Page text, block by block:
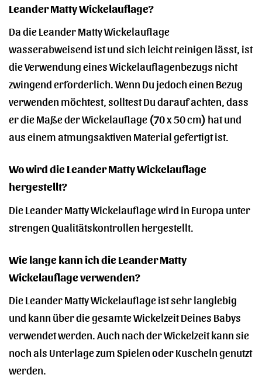
Leander Matty Wickelauflage?
Da die Leander Matty Wickelauflage
wasserabweisend ist und sich leicht reinigen lässt, ist
die Verwendung eines Wickelauflagenbezugs nicht
zwingend erforderlich. Wenn Du jedoch einen Bezug
verwenden möchtest, solltest Du darauf achten, dass
er die Maße der Wickelauflage (70 x 50 cm) hat und
aus einem atmungsaktiven Material gefertigt ist.
Wo wird die Leander Matty Wickelauflage
hergestellt?
Die Leander Matty Wickelauflage wird in Europa unter
strengen Qualitätskontrollen hergestellt.
Wie lange kann ich die Leander Matty
Wickelauflage verwenden?
Die Leander Matty Wickelauflage ist sehr langlebig
und kann über die gesamte Wickelzeit Deines Babys
verwendet werden. Auch nach der Wickelzeit kann sie
noch als Unterlage zum Spielen oder Kuscheln genutzt
werden.